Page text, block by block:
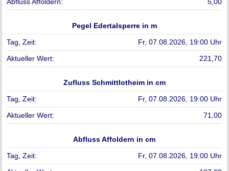
Pegel Edertalsperre in m
Fr, 07.08.2026, 19:00 Uhr
221,70
Zufluss Schmittlotheim in cm
Fr, 07.08.2026, 19:00 Uhr
71,00
Abfluss Affoldern in cm
Fr, 07.08.2026, 19:00 Uhr